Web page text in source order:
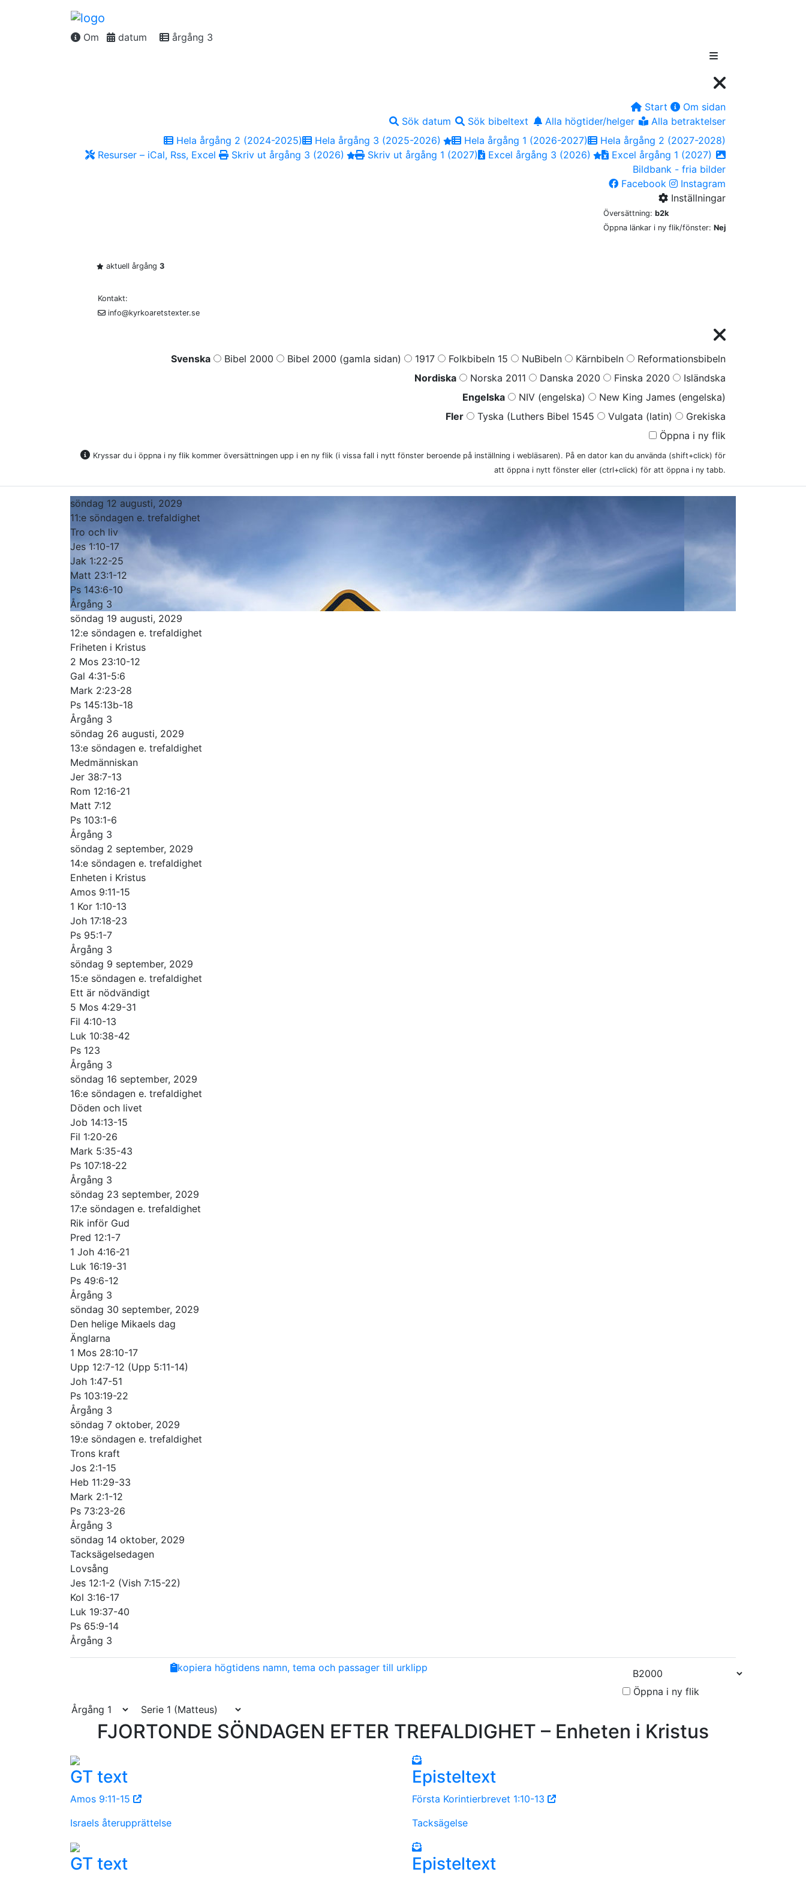
Om datum årgång 3
Start
Om sidan
Sök datum
Sök bibeltext Alla högtider/helger
Alla betraktelser
Hela årgång 2 (2024-2025)
Hela årgång 3 (2025-2026) Hela årgång 1 (2026-2027)
Hela årgång 2 (2027-2028)
Resurser – iCal, Rss, Excel
Skriv ut årgång 3 (2026) Skriv ut årgång 1 (2027) Excel årgång 3 (2026)
Excel årgång 1 (2027)
Bildbank - fria bilder
Facebook
Instagram
Inställningar
Översättning: b2k
Öppna länkar i ny flik/fönster: Nej
aktuell årgång 3
Kontakt:
info@kyrkoaretstexter.se
Svenska Bibel 2000 Bibel 2000 (gamla sidan) 1917 Folkbibeln 15 NuBibeln Kärnbibeln
Reformationsbibeln
Nordiska
Norska 2011 Danska 2020 Finska 2020
Isländska
Engelska
NIV (engelska)
New King James (engelska)
Fler
Tyska (Luthers Bibel 1545 Vulgata (latin)
Grekiska
Öppna i ny flik
Kryssar du i öppna i ny flik kommer översättningen upp i en ny flik (i vissa fall i nytt fönster beroende på inställning i webläsaren). På en dator kan du använda (shift+click) för
att öppna i nytt fönster eller (ctrl+click) för att öppna i ny tabb.
söndag 12 augusti, 2029
11:e söndagen e. trefaldighet
Tro och liv
Jes 1:10-17
Jak 1:22-25
Matt 23:1-12
Ps 143:6-10
Årgång 3
söndag 19 augusti, 2029
12:e söndagen e. trefaldighet
Friheten i Kristus
2 Mos 23:10-12
Gal 4:31-5:6
Mark 2:23-28
Ps 145:13b-18
Årgång 3
söndag 26 augusti, 2029
13:e söndagen e. trefaldighet
Medmänniskan
Jer 38:7-13
Rom 12:16-21
Matt 7:12
Ps 103:1-6
Årgång 3
söndag 2 september, 2029
14:e söndagen e. trefaldighet
Enheten i Kristus
Amos 9:11-15
1 Kor 1:10-13
Joh 17:18-23
Ps 95:1-7
Årgång 3
söndag 9 september, 2029
15:e söndagen e. trefaldighet
Ett är nödvändigt
5 Mos 4:29-31
Fil 4:10-13
Luk 10:38-42
Ps 123
Årgång 3
söndag 16 september, 2029
16:e söndagen e. trefaldighet
Döden och livet
Job 14:13-15
Fil 1:20-26
Mark 5:35-43
Ps 107:18-22
Årgång 3
söndag 23 september, 2029
17:e söndagen e. trefaldighet
Rik inför Gud
Pred 12:1-7
1 Joh 4:16-21
Luk 16:19-31
Ps 49:6-12
Årgång 3
söndag 30 september, 2029
Den helige Mikaels dag
Änglarna
1 Mos 28:10-17
Upp 12:7-12 (Upp 5:11-14)
Joh 1:47-51
Ps 103:19-22
Årgång 3
söndag 7 oktober, 2029
19:e söndagen e. trefaldighet
Trons kraft
Jos 2:1-15
Heb 11:29-33
Mark 2:1-12
Ps 73:23-26
Årgång 3
söndag 14 oktober, 2029
Tacksägelsedagen
Lovsång
Jes 12:1-2 (Vish 7:15-22)
Kol 3:16-17
Luk 19:37-40
Ps 65:9-14
Årgång 3
EmailCopy
kopiera högtidens namn, tema och passager till urklipp
Öppna i ny flik
FJORTONDE SÖNDAGEN EFTER TREFALDIGHET – Enheten i Kristus
GT text
Amos 9:11-15
Israels återupprättelse
GT text
Episteltext
Första Korintierbrevet 1:10-13
Tacksägelse
Episteltext